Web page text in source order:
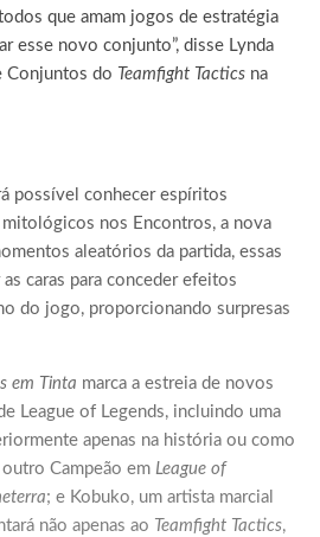
que amam jogos de estratégia
esse novo conjunto”, disse Lynda
Conjuntos do Teamfight Tactics na
possível conhecer espíritos
nos Encontros, a nova
aleatórios da partida, essas
caras para conceder efeitos
do jogo, proporcionando surpresas
em Tinta marca a estreia de novos
League of Legends, incluindo uma
apenas na história ou como
Campeão em League of
; e Kobuko, um artista marcial
não apenas ao Teamfight Tactics,